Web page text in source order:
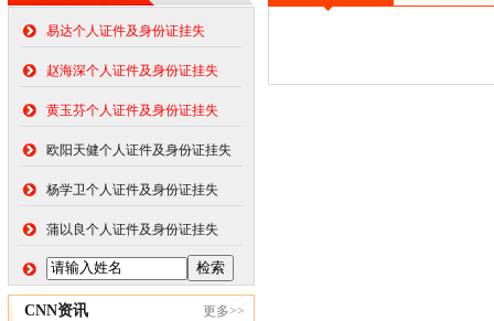
易达个人证件及身份证挂失
赵海深个人证件及身份证挂失
黄玉芬个人证件及身份证挂失
欧阳天健个人证件及身份证挂失
杨学卫个人证件及身份证挂失
蒲以良个人证件及身份证挂失
CNN资讯 更多>>